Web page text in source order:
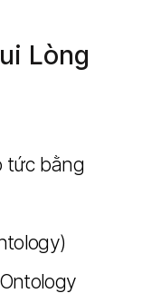
Lòng
tức bằng